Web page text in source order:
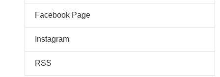
Facebook Page
Instagram
RSS